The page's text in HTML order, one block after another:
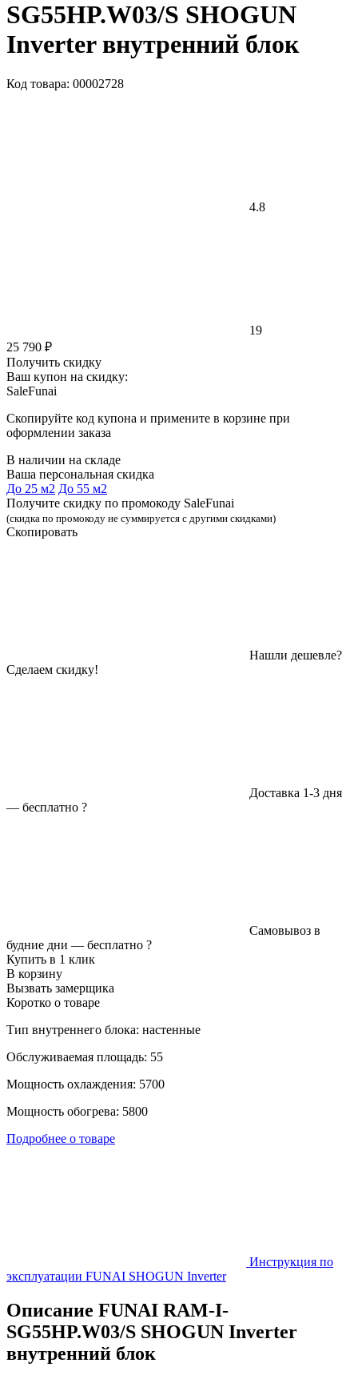
SG55HP.W03/S SHOGUN
Inverter внутренний блок
Код товара: 00002728
4.8
19
25 790 ₽
Получить скидку
Ваш купон на скидку:
SaleFunai
Скопируйте код купона и примените в корзине при
оформлении заказа
В наличии на складе
Ваша персональная скидка
До 25 м2 До 55 м2
Получите скидку по промокоду SaleFunai
(скидка по промокоду не суммируется с другими скидками)
Скопировать
Нашли дешевле?
Сделаем скидку!
Доставка 1-3 дня
— бесплатно ?
Самовывоз в
будние дни — бесплатно ?
Купить в 1 клик
В корзину
Вызвать замерщика
Коротко о товаре
Тип внутреннего блока: настенные
Обслуживаемая площадь: 55
Мощность охлаждения: 5700
Мощность обогрева: 5800
Подробнее о товаре
Инструкция по
эксплуатации FUNAI SHOGUN Inverter
Описание FUNAI RAM-I-
SG55HP.W03/S SHOGUN Inverter
внутренний блок